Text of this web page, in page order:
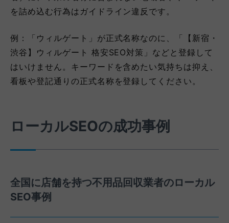
を詰め込む行為はガイドライン違反です。
例：「ウィルゲート」が正式名称なのに、「【新宿・
渋谷】ウィルゲート 格安SEO対策」などと登録して
はいけません。キーワードを含めたい気持ちは抑え、
看板や登記通りの正式名称を登録してください。
ローカルSEOの成功事例
全国に店舗を持つ不用品回収業者のローカル
SEO事例